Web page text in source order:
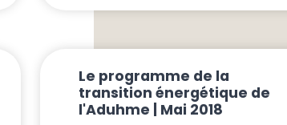
Le programme de la
transition énergétique de
l'Aduhme | Mai 2018